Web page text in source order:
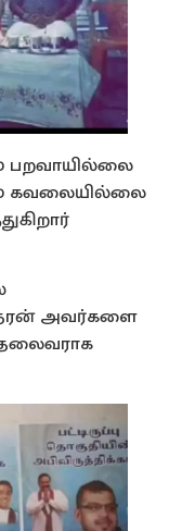
பறவாயில்லை
கவலையில்லை
அவர்களை